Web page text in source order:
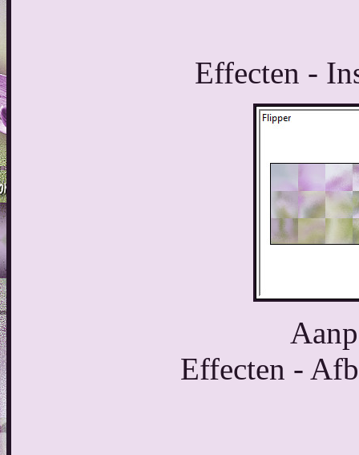
Effecten -
Effecten -